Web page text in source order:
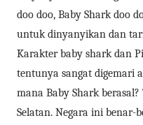
doo doo, Baby Shark doo
untuk dinyanyikan dan
Karakter baby shark dan
tentunya sangat digemari
mana Baby Shark
Selatan. Negara ini benar-